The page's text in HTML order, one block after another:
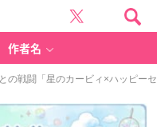
作者名
の戦闘「星のカービィ×ハッピー